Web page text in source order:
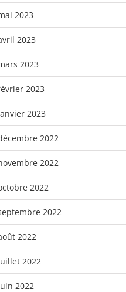
2023
2023
2023
2023
2023
2022
2022
2022
2022
2022
2022
2022